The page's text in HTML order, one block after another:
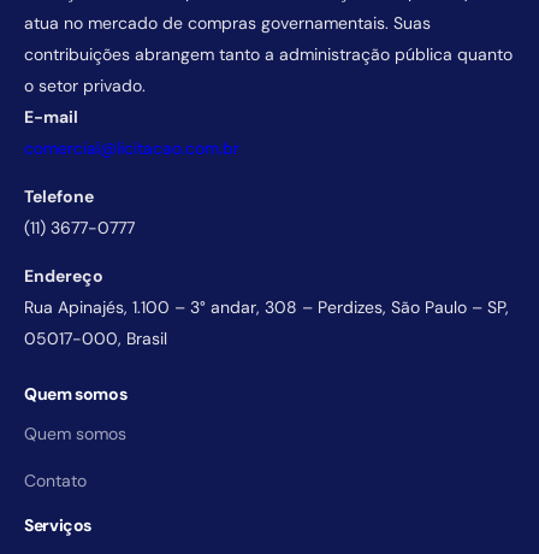
atua no mercado de compras governamentais. Suas
contribuições abrangem tanto a administração pública quanto
o setor privado.
E-mail
comercial@licitacao.com.br
Telefone
(11) 3677-0777
Endereço
Rua Apinajés, 1.100 – 3° andar, 308 – Perdizes, São Paulo – SP,
05017-000, Brasil
Quem somos
Quem somos
Contato
Serviços